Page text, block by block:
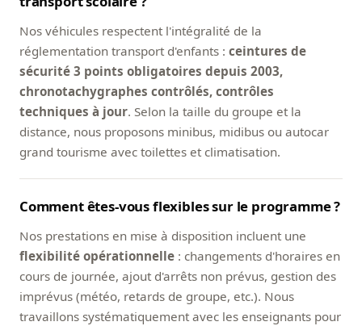
Nos véhicules respectent l'intégralité de la
réglementation transport d'enfants : ceintures de
sécurité 3 points obligatoires depuis 2003,
chronotachygraphes contrôlés, contrôles
techniques à jour. Selon la taille du groupe et la
distance, nous proposons minibus, midibus ou autocar
grand tourisme avec toilettes et climatisation.
Comment êtes-vous flexibles sur le programme ?
Nos prestations en mise à disposition incluent une
flexibilité opérationnelle : changements d'horaires en
cours de journée, ajout d'arrêts non prévus, gestion des
imprévus (météo, retards de groupe, etc.). Nous
travaillons systématiquement avec les enseignants pour